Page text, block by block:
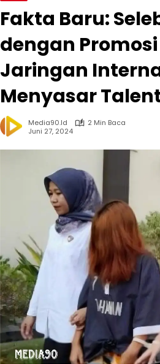
Fakta Baru:
dengan
Jaringan
Menyasar
Media90.id
2 Min Baca
Juni 27, 2024